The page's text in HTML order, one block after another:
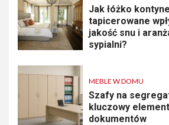
Jak łóżko
tapicerowane
jakość snu i
sypialni?
MEBLE W DOMU
Szafy na
kluczowy
dokumentów